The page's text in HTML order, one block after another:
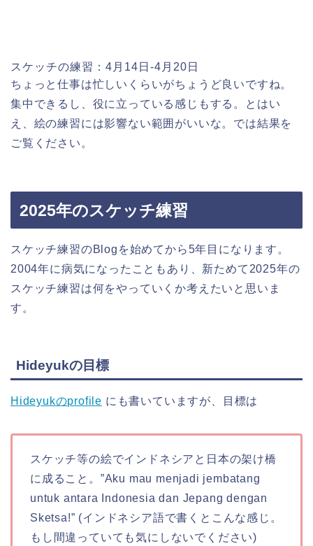
スケッチの練習：4月14日-4月20日
ちょっと仕事は忙しいくらいがちょうど良いですね。
集中できるし、役に立っている感じもする。とはい
え、絵の練習には影響ない範囲がいいな。では結果を
ご覧ください。
2025年のスケッチ練習
スケッチ練習のBlogを始めてから5年目になります。
2004年に病気になったこともあり、新ためて2025年の
スケッチ練習は何をやっていくか考えたいと思いま
す。
Hideyukの目標
Hideyukのprofile にも書いていますが、目標は
スケッチ等の絵でインドネシアと日本の架け橋
に成ること。”Aku mau menjadi jembatang
untuk antara Indonesia dan Jepang dengan
Sketsa!” (インドネシア語で書くとこんな感じ。
もし間違っていても気にしないでください)